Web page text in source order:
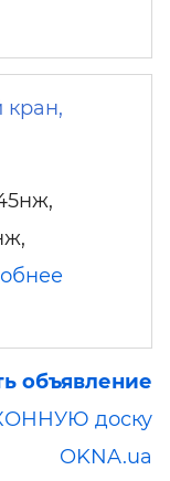
кран,
объявление
доску
OKNA.ua